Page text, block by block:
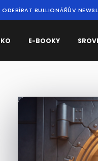
ODEBÍRAT BULLIONÁŘŮV
E-BOOKY